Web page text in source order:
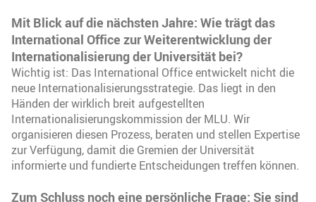
Mit Blick auf die nächsten Jahre: Wie trägt das
International Office zur Weiterentwicklung der
Internationalisierung der Universität bei?
Wichtig ist: Das International Office entwickelt nicht die
neue Internationalisierungsstrategie. Das liegt in den
Händen der wirklich breit aufgestellten
Internationalisierungskommission der MLU. Wir
organisieren diesen Prozess, beraten und stellen Expertise
zur Verfügung, damit die Gremien der Universität
informierte und fundierte Entscheidungen treffen können.
Zum Schluss noch eine persönliche Frage: Sie sind